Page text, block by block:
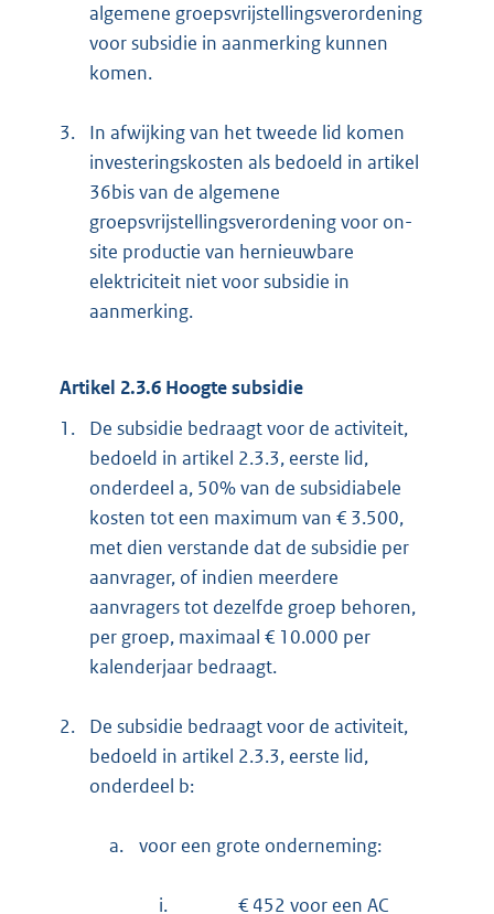
algemene groepsvrijstellingsverordening
voor subsidie in aanmerking kunnen
komen.
3.
In afwijking van het tweede lid komen
investeringskosten als bedoeld in artikel
36bis van de algemene
groepsvrijstellingsverordening voor on-
site productie van hernieuwbare
elektriciteit niet voor subsidie in
aanmerking.
Artikel 2.3.6 Hoogte subsidie
1.
De subsidie bedraagt voor de activiteit,
bedoeld in artikel 2.3.3, eerste lid,
onderdeel a, 50% van de subsidiabele
kosten tot een maximum van € 3.500,
met dien verstande dat de subsidie per
aanvrager, of indien meerdere
aanvragers tot dezelfde groep behoren,
per groep, maximaal € 10.000 per
kalenderjaar bedraagt.
2.
De subsidie bedraagt voor de activiteit,
bedoeld in artikel 2.3.3, eerste lid,
onderdeel b:
a. voor een grote onderneming:
i.
€ 452 voor een AC